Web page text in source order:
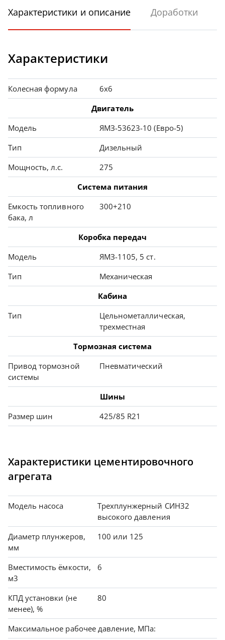
Характеристики и описание Доработки
Характеристики
Колесная формула
6х6
Двигатель
Модель
ЯМЗ-53623-10 (Евро-5)
Тип
Дизельный
Мощность, л.с.
275
Система питания
Емкость топливного
бака, л
300+210
Коробка передач
Модель
ЯМЗ-1105, 5 ст.
Тип
Механическая
Кабина
Тип
Цельнометаллическая,
трехместная
Тормозная система
Привод тормозной
системы
Пневматический
Шины
Размер шин
425/85 R21
Характеристики цементировочного
агрегата
Модель насоса
Трехплунжерный СИН32
высокого давления
Диаметр плунжеров,
мм
100 или 125
Вместимость ёмкости,
м3
6
КПД установки (не
менее), %
80
Максимальное рабочее давление, МПа: